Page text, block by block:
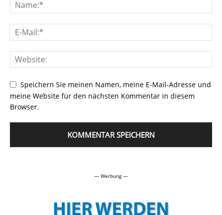
Speichern Sie meinen Namen, meine E-Mail-Adresse und
meine Website für den nächsten Kommentar in diesem
Browser.
— Werbung —